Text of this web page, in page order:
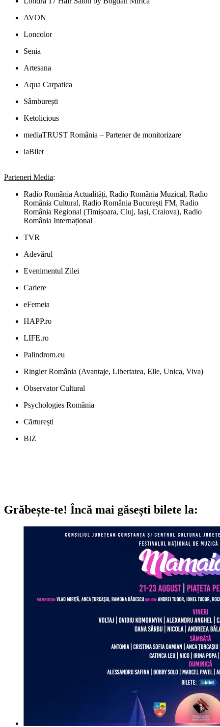
AVON
Loncolor
Senia
Artesana
Aqua Carpatica
Sâmburești
Ketolicious
mediaTRUST România – Partener de monitorizare
iaBilet
Parteneri Media:
Radio România Actualități, Radio România Muzical, Radio
România Cultural, Radio România București FM, Radio
România Regional (Timișoara, Cluj, Iași, Craiova), Radio
România Internațional
TVR
Adevărul
Evenimentul Zilei
Cariere
eFemeia
HAPP.ro
LIFE.ro
Palindrom.eu
Ringier România (Avantaje, Libertatea, Elle, Unica, Viva)
Observator Cultural
Psychologies România
Cărturești
BIZ
Grăbește-te! Încă mai găsești bilete la: